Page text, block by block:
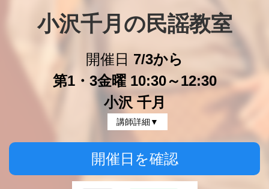
小沢千月の民謡教室
開催日 7/3から
第1・3金曜 10:30～12:30
小沢 千月
講師詳細▼
開催日を確認